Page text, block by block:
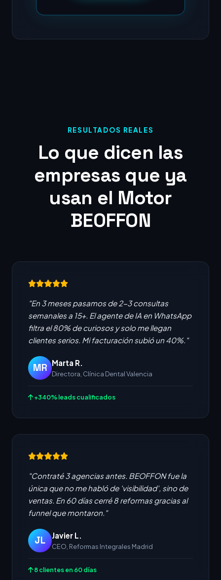
RESULTADOS REALES
Lo que dicen las
empresas que ya
usan el Motor
BEOFFON
"En 3 meses pasamos de 2-3 consultas
semanales a 15+. El agente de IA en WhatsApp
filtra el 80% de curiosos y solo me llegan
clientes serios. Mi facturación subió un 40%."
MR Marta R.
Directora, Clínica Dental Valencia
+340% leads cualificados
"Contraté 3 agencias antes. BEOFFON fue la
única que no me habló de 'visibilidad', sino de
ventas. En 60 días cerré 8 reformas gracias al
funnel que montaron."
JL Javier L.
CEO, Reformas Integrales Madrid
8 clientes en 60 días